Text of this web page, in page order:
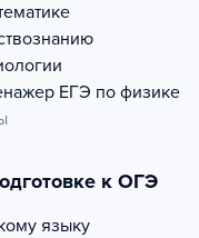
ЕГЭ по физике
к ОГЭ
языку